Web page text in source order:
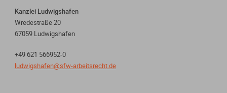
Kanzlei Ludwigshafen
Wredestraße 20
67059 Ludwigshafen
+49 621 566952-0
ludwigshafen@sfw-arbeitsrecht.de